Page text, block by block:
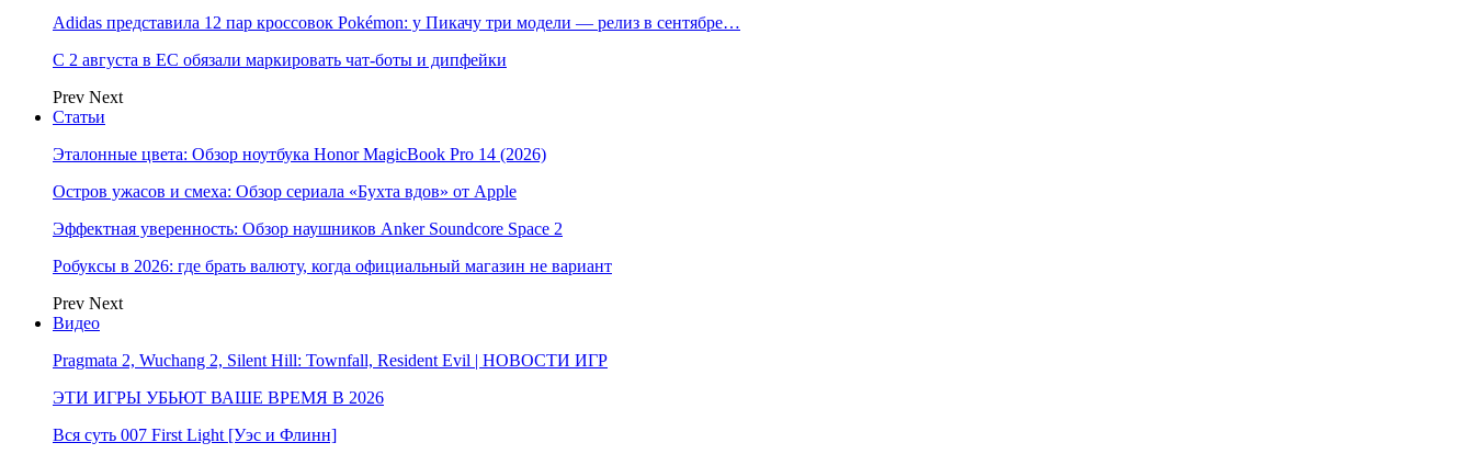
Adidas представила 12 пар кроссовок Pokémon: у Пикачу три модели — релиз в сентябре…
С 2 августа в ЕС обязали маркировать чат-боты и дипфейки
Prev Next
Статьи
Эталонные цвета: Обзор ноутбука Honor MagicBook Pro 14 (2026)
Остров ужасов и смеха: Обзор сериала «Бухта вдов» от Apple
Эффектная уверенность: Обзор наушников Anker Soundcore Space 2
Робуксы в 2026: где брать валюту, когда официальный магазин не вариант
Prev Next
Видео
Pragmata 2, Wuchang 2, Silent Hill: Townfall, Resident Evil | НОВОСТИ ИГР
ЭТИ ИГРЫ УБЬЮТ ВАШЕ ВРЕМЯ В 2026
Вся суть 007 First Light [Уэс и Флинн]